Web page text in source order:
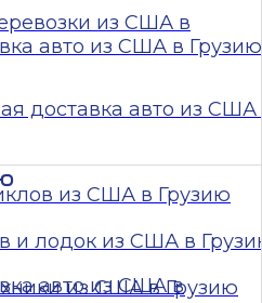
из США в
авто из США в
авто из США в Грузию
доставка авто из США
из США в Грузию
и лодок из США в
из США в Грузию